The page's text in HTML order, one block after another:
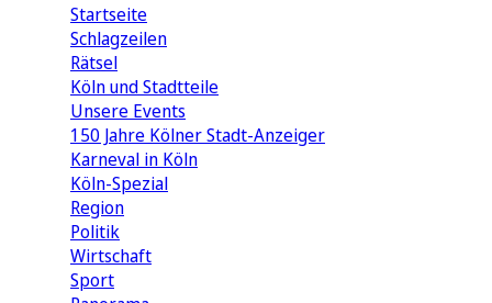
Startseite
Schlagzeilen
Rätsel
Köln und Stadtteile
Unsere Events
150 Jahre Kölner Stadt-Anzeiger
Karneval in Köln
Köln-Spezial
Region
Politik
Wirtschaft
Sport